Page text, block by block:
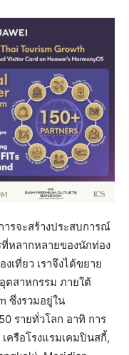
ารจะสร้างประสบการณ์
หลากหลายของนักท่อง
เที่ยว เราจึงได้ขยาย
ตสาหกรรม ภายใต้
ซึ่งรวมอยู่ใน
รายทั่วโลก อาทิ การ
ครือโรงแรมเคมปินสกี้,